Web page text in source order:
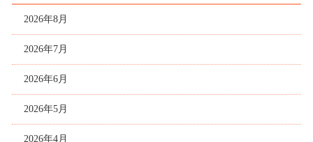
2026年8月
2026年7月
2026年6月
2026年5月
2026年4月